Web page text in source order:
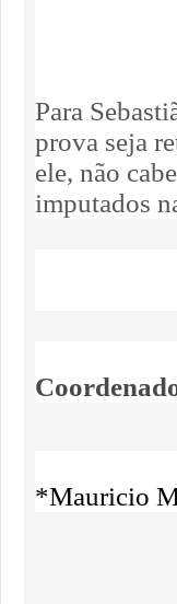
Para
prova seja
ele, não
imputados
*Mauricio